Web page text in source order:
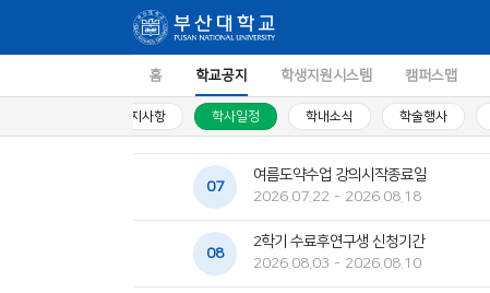
홈 학교공지 학생지원시스템 캠퍼스맵
공지사항 학사일정 학내소식 학술행사
07
여름도약수업 강의시작종료일
2026.07.22 - 2026.08.18
08
2학기 수료후연구생 신청기간
2026.08.03 - 2026.08.10